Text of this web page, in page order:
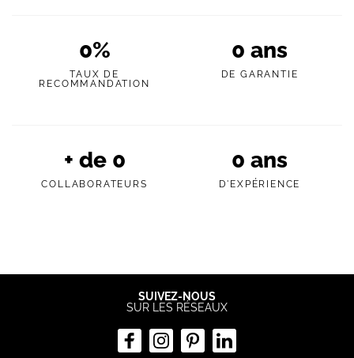
0%
TAUX DE
RECOMMANDATION
0 ans
DE GARANTIE
+ de 0
COLLABORATEURS
0 ans
D'EXPÉRIENCE
SUIVEZ-NOUS
SUR LES RÉSEAUX